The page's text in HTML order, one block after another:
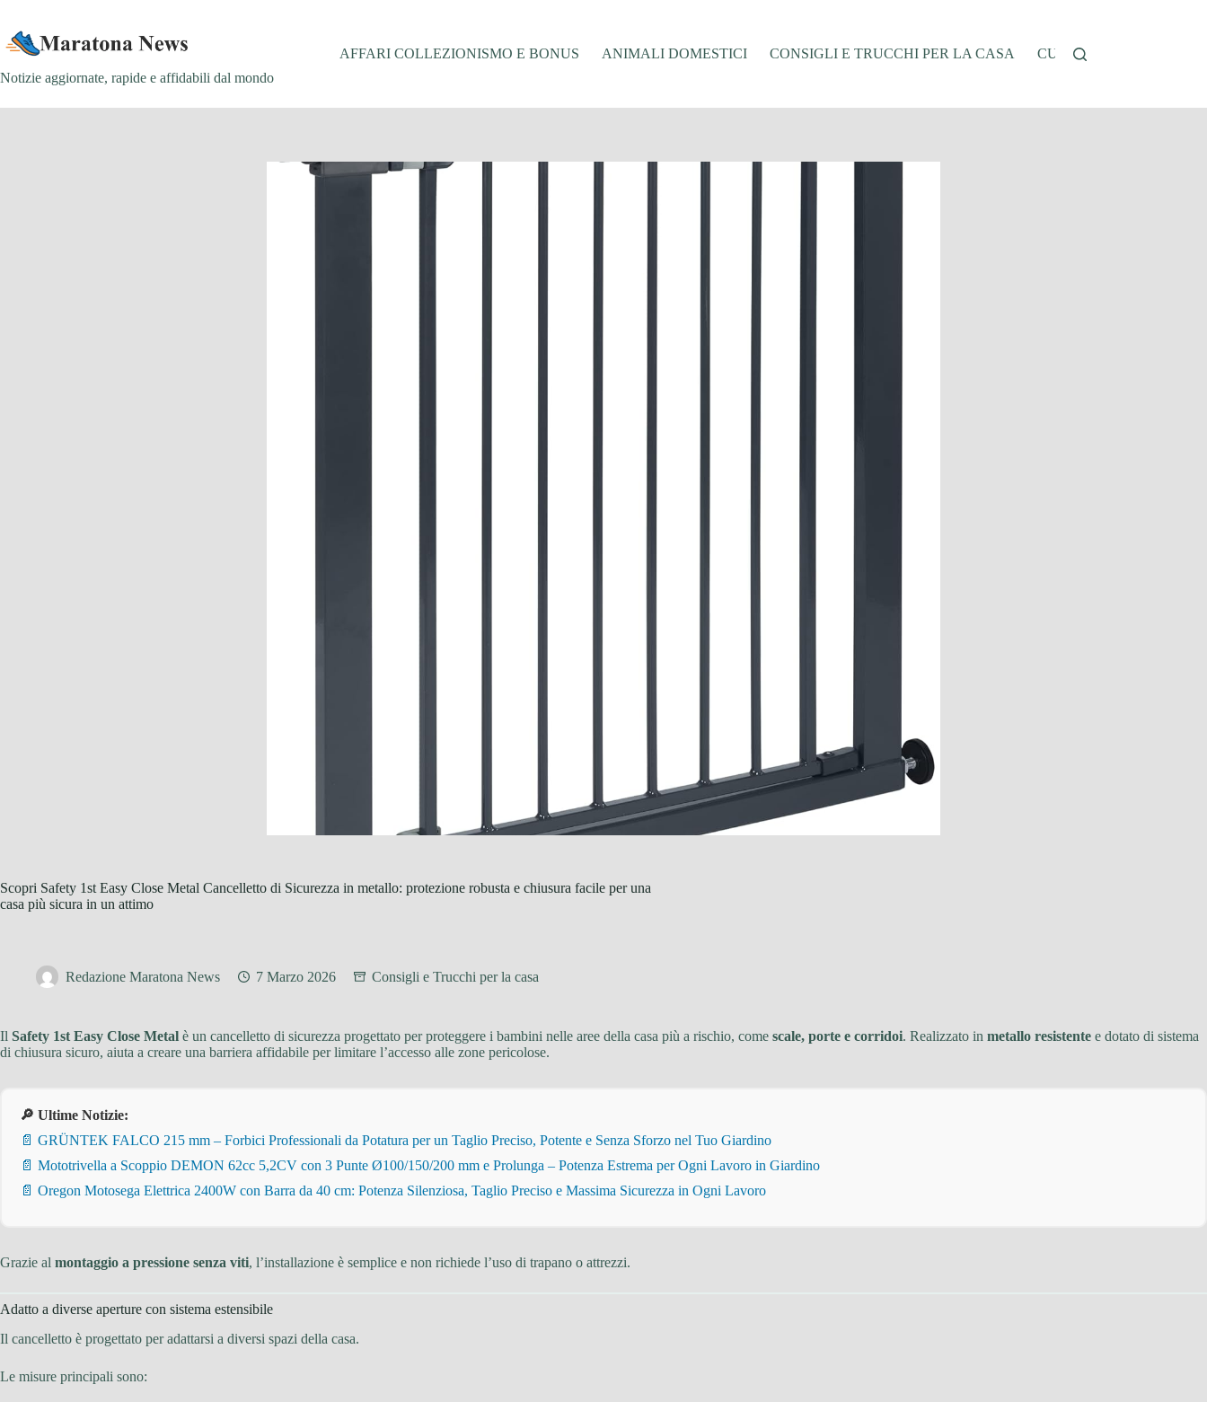
contenuto
Notizie aggiornate, rapide e affidabili dal mondo
AFFARI COLLEZIONISMO E BONUS ANIMALI DOMESTICI CONSIGLI E TRUCCHI PER LA CASA CUCINA E RICETTE
Scopri Safety 1st Easy Close Metal Cancelletto di Sicurezza in metallo: protezione robusta e chiusura facile per una
casa più sicura in un attimo
Redazione Maratona News 7 Marzo 2026 Consigli e Trucchi per la casa
Il Safety 1st Easy Close Metal è un cancelletto di sicurezza progettato per proteggere i bambini nelle aree della casa più a rischio, come scale, porte e corridoi. Realizzato in metallo resistente e dotato di sistema
di chiusura sicuro, aiuta a creare una barriera affidabile per limitare l’accesso alle zone pericolose.
🔎 Ultime Notizie:
📄 GRÜNTEK FALCO 215 mm – Forbici Professionali da Potatura per un Taglio Preciso, Potente e Senza Sforzo nel Tuo Giardino
📄 Mototrivella a Scoppio DEMON 62cc 5,2CV con 3 Punte Ø100/150/200 mm e Prolunga – Potenza Estrema per Ogni Lavoro in Giardino
📄 Oregon Motosega Elettrica 2400W con Barra da 40 cm: Potenza Silenziosa, Taglio Preciso e Massima Sicurezza in Ogni Lavoro
Grazie al montaggio a pressione senza viti, l’installazione è semplice e non richiede l’uso di trapano o attrezzi.
Adatto a diverse aperture con sistema estensibile
Il cancelletto è progettato per adattarsi a diversi spazi della casa.
Le misure principali sono: